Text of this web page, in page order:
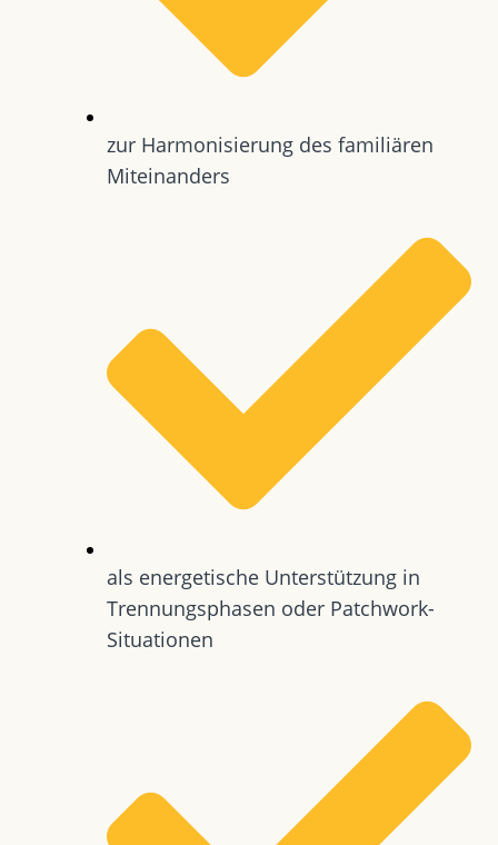
zur Harmonisierung des familiären
Miteinanders
als energetische Unterstützung in
Trennungsphasen oder Patchwork-
Situationen